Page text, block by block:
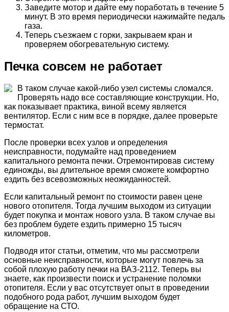
Заведите мотор и дайте ему поработать в течение 5
минут. В это время периодически нажимайте педаль
газа.
Теперь съезжаем с горки, закрываем кран и
проверяем обогревательную систему.
Печка совсем не работает
В таком случае какой-либо узел системы сломался.
Проверять надо все составляющие конструкции. Но,
как показывает практика, виной всему является
вентилятор. Если с ним все в порядке, далее проверьте
термостат.
После проверки всех узлов и определения
неисправности, подумайте над проведением
капитального ремонта печки. Отремонтировав систему
единожды, вы длительное время сможете комфортно
ездить без всевозможных неожиданностей.
Если капитальный ремонт по стоимости равен цене
нового отопителя. Тогда лучшим выходом из ситуации
будет покупка и монтаж нового узла. В таком случае вы
без проблем будете ездить примерно 15 тысяч
километров.
Подводя итог статьи, отметим, что мы рассмотрели
основные неисправности, которые могут повлечь за
собой плохую работу печки на ВАЗ-2112. Теперь вы
знаете, как произвести поиск и устранение поломки
отопителя. Если у вас отсутствует опыт в проведении
подобного рода работ, лучшим выходом будет
обращение на СТО.